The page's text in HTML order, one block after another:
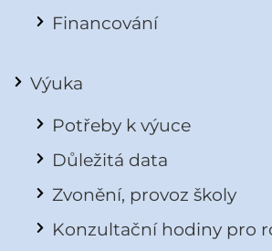
Financování
Výuka
Potřeby k výuce
Důležitá data
Zvonění, provoz školy
Konzultační hodiny pro